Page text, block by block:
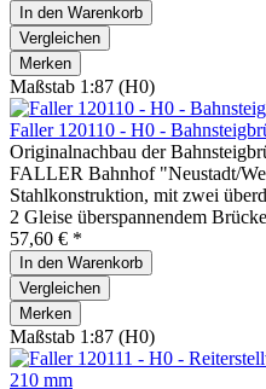
In den Warenkorb
Vergleichen
Merken
Maßstab 1:87 (H0)
Faller 120110 - H0 -
Originalnachbau der
FALLER Bahnhof "Neustadt/
Stahlkonstruktion, mit zwei
2 Gleise überspannendem
57,60 € *
In den Warenkorb
Vergleichen
Merken
Maßstab 1:87 (H0)